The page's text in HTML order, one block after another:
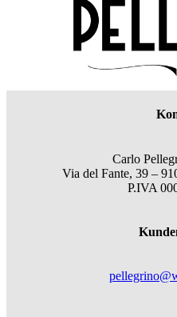
Carlo
Via del Fante, 39 –
P.IVA